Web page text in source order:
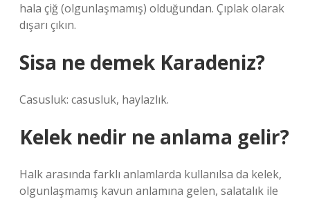
hala çiğ (olgunlaşmamış) olduğundan. Çıplak olarak
dışarı çıkın.
Sisa ne demek Karadeniz?
Casusluk: casusluk, haylazlık.
Kelek nedir ne anlama gelir?
Halk arasında farklı anlamlarda kullanılsa da kelek,
olgunlaşmamış kavun anlamına gelen, salatalık ile